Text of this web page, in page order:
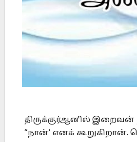
திருக்குர்ஆனில் இறைவன்
“நான்’ எனக் கூறுகிறான்.